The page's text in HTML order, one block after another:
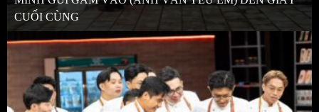
CUỐI CÙNG